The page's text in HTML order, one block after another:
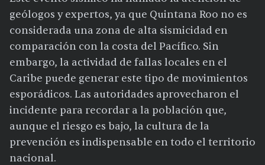
geólogos y expertos, ya que Quintana Roo no es
considerada una zona de alta sismicidad en
comparación con la costa del Pacífico. Sin
embargo, la actividad de fallas locales en el
Caribe puede generar este tipo de movimientos
esporádicos. Las autoridades aprovecharon el
incidente para recordar a la población que,
aunque el riesgo es bajo, la cultura de la
prevención es indispensable en todo el territorio
nacional.